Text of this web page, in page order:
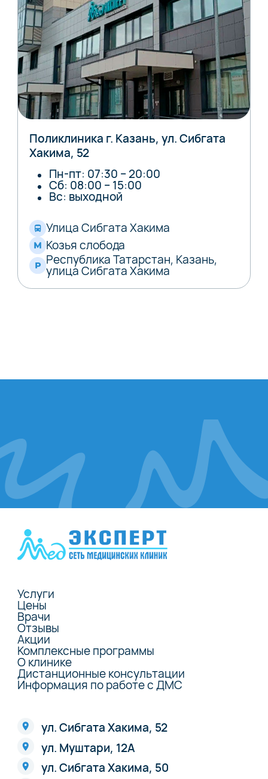
Поликлиника г. Казань, ул. Сибгата
Хакима, 52
Пн-пт: 07:30 – 20:00
Сб: 08:00 – 15:00
Вс: выходной
Улица Сибгата Хакима
Козья слобода
Республика Татарстан, Казань,
улица Сибгата Хакима
Услуги
Цены
Врачи
Отзывы
Акции
Комплексные программы
О клинике
Дистанционные консультации
Информация по работе с ДМС
ул. Сибгата Хакима, 52
ул. Муштари, 12А
ул. Сибгата Хакима, 50